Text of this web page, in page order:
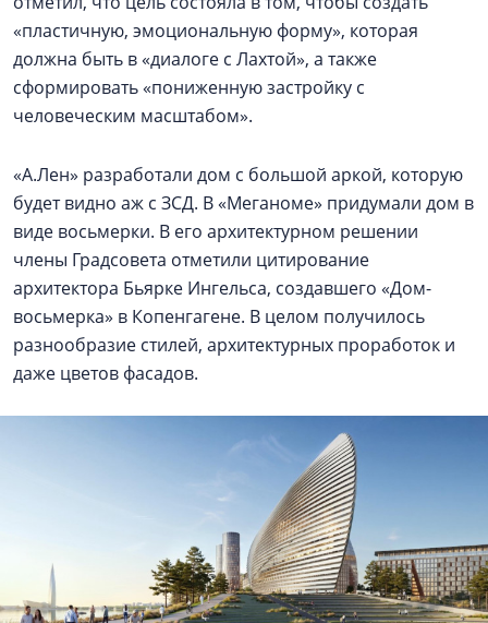
«пластичную, эмоциональную форму», которая
должна быть в «диалоге с Лахтой», а также
сформировать «пониженную застройку с
человеческим масштабом».
«А.Лен» разработали дом с большой аркой, которую
будет видно аж с ЗСД. В «Меганоме» придумали дом в
виде восьмерки. В его архитектурном решении
члены Градсовета отметили цитирование
архитектора Бьярке Ингельса, создавшего «Дом-
восьмерка» в Копенгагене. В целом получилось
разнообразие стилей, архитектурных проработок и
даже цветов фасадов.